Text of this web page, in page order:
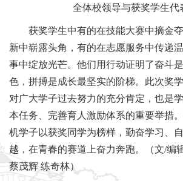
自强之星专项奖学金获奖学生代
全体校领导与获奖学生代